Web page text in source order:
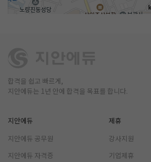
합격을 쉽고 빠르게,
지안에듀는 1년 안에 합격을 목표를 합니다.
지안에듀
지안에듀 공무원
지안에듀 자격증
제휴
강사지원
기업제휴